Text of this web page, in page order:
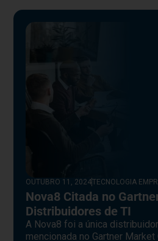
OUTUBRO 11, 2024TECNOLOGIA
Nova8 Citada no
Distribuidores de TI
A Nova8 foi a única
mencionada no Gartner